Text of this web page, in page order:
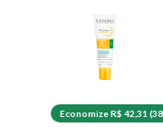
Economize R$ 42,31